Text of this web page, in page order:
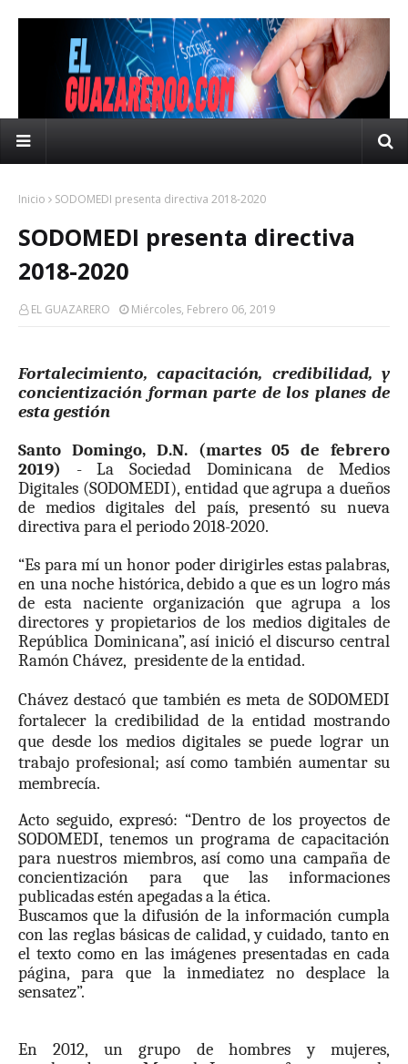
Inicio SODOMEDI presenta directiva 2018-2020
SODOMEDI presenta directiva
2018-2020
EL GUAZARERO Miércoles, Febrero 06, 2019
Fortalecimiento, capacitación, credibilidad, y
concientización forman parte de los planes de
esta gestión
Santo Domingo, D.N. (martes 05 de febrero
2019) - La Sociedad Dominicana de Medios
Digitales (SODOMEDI), entidad que agrupa a dueños
de medios digitales del país, presentó su nueva
directiva para el periodo 2018-2020.
“Es para mí un honor poder dirigirles estas palabras,
en una noche histórica, debido a que es un logro más
de esta naciente organización que agrupa a los
directores y propietarios de los medios digitales de
República Dominicana”, así inició el discurso central
Ramón Chávez, presidente de la entidad.
Chávez destacó que también es meta de SODOMEDI
fortalecer la credibilidad de la entidad mostrando
que desde los medios digitales se puede lograr un
trabajo profesional; así como también aumentar su
membrecía.
Acto seguido, expresó: “Dentro de los proyectos de
SODOMEDI, tenemos un programa de capacitación
para nuestros miembros, así como una campaña de
concientización para que las informaciones
publicadas estén apegadas a la ética.
Buscamos que la difusión de la información cumpla
con las reglas básicas de calidad, y cuidado, tanto en
el texto como en las imágenes presentadas en cada
página, para que la inmediatez no desplace la
sensatez”.
En 2012, un grupo de hombres y mujeres,